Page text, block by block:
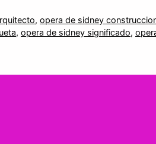
,opera de sidney
, opera de sidney significado,